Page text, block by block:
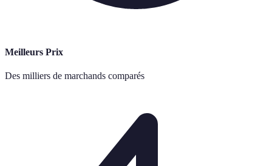
Meilleurs Prix
Des milliers de marchands comparés